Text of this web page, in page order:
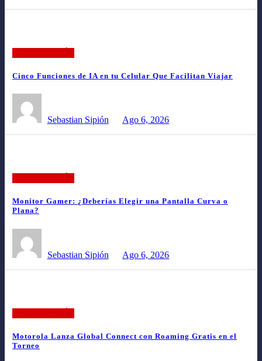
Cinco Funciones de IA en tu Celular Que Facilitan Viajar
Sebastian Sipión Ago 6, 2026
Monitor Gamer: ¿Deberías Elegir una Pantalla Curva o
Plana?
Sebastian Sipión Ago 6, 2026
Motorola Lanza Global Connect con Roaming Gratis en el
Torneo